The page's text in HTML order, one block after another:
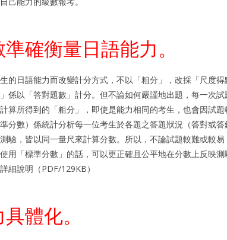
確衡量日語能力。
的日語能力而改變計分方式，不以「粗分」，改採「尺度得
係以「答對題數」計分。但不論如何嚴謹地出題，每一次
算所得到的「粗分」，即使是能力相同的考生，也會因試題
分數）係統計分析每一位考生於各題之答題狀況（答對或
驗，皆以同一量尺來計算分數。所以，不論試題較難或較
用「標準分數」的話，可以更正確且公平地在分數上反映測
細說明（PDF/129KB）
體化。